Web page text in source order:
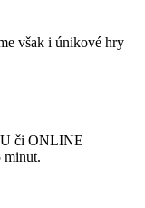
však i únikové hry
či ONLINE
minut.